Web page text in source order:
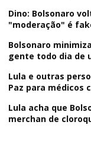
Dino: Bolsonaro
"moderação" é
Bolsonaro
gente todo dia de
Lula e outras
Paz para médicos
Lula acha que
merchan de